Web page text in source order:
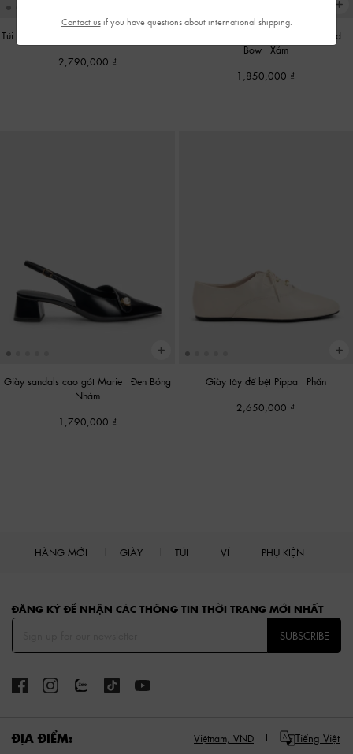
Túi tote hình thang Baral
2,790,000
Giày sandals cao gót Striped Printed-
Bow
Xám
1,850,000
Giày sandals cao gót Marie
Đen Bóng
Nhám
1,790,000
Giày tây đế bệt Pippa
Phấn
2,650,000
HÀNG MỚI GIÀY TÚI VÍ PHỤ KIỆN
ĐĂNG KÝ ĐỂ NHẬN CÁC THÔNG TIN THỜI TRANG MỚI NHẤT
SUBSCRIBE
ĐỊA ĐIỂM: Việtnam, VND Tiếng Việt
Contact usif you have questions about international shipping.